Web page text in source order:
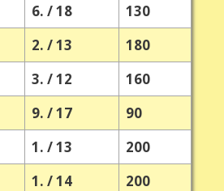
6. / 18
130
2. / 13
180
3. / 12
160
9. / 17
90
1. / 13
200
1. / 14
200